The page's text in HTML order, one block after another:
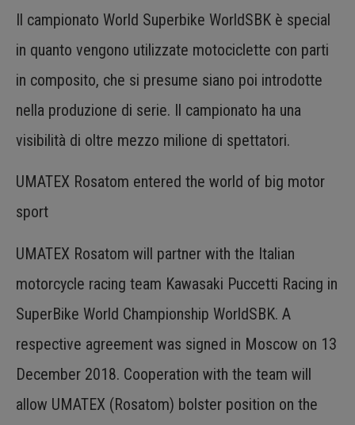
Il campionato World Superbike WorldSBK è special
in quanto vengono utilizzate motociclette con parti
in composito, che si presume siano poi introdotte
nella produzione di serie. Il campionato ha una
visibilità di oltre mezzo milione di spettatori.
UMATEX Rosatom entered the world of big motor
sport
UMATEX Rosatom will partner with the Italian
motorcycle racing team Kawasaki Puccetti Racing in
SuperBike World Championship WorldSBK. A
respective agreement was signed in Moscow on 13
December 2018. Cooperation with the team will
allow UMATEX (Rosatom) bolster position on the